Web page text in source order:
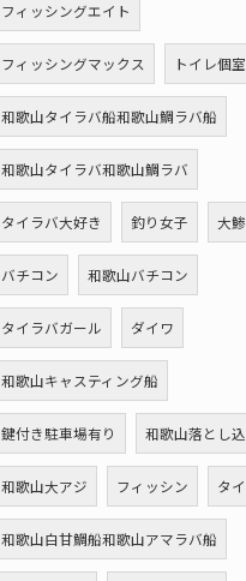
フィッシングエイト
フィッシングマックス トイレ個室
和歌山タイラバ船和歌山鯛ラバ船
和歌山タイラバ和歌山鯛ラバ
タイラバ大好き 釣り女子 大
バチコン 和歌山バチコン
タイラバガール ダイワ
和歌山キャスティング船
鍵付き駐車場有り 和歌山落とし
和歌山大アジ フィッシン タイ
和歌山白甘鯛船和歌山アマラバ船